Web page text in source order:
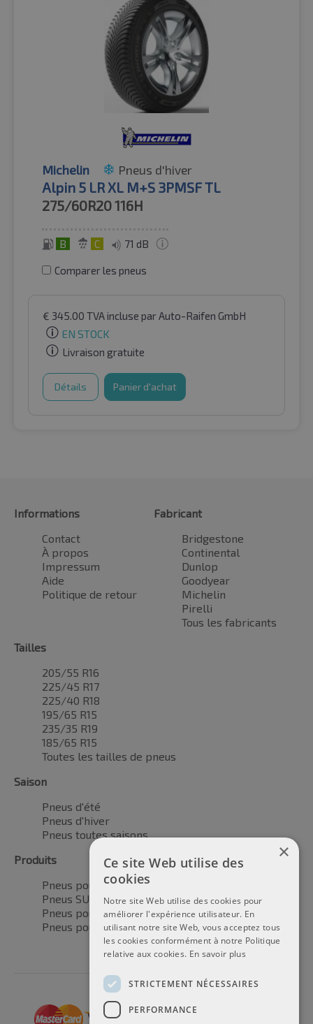
Michelin Pneus d'hiver
Alpin 5 LR XL M+S 3PMSF TL
275/60R20116H
B C 71 dB
Comparer les pneus
€ 345.00 TVA incluse par Auto-Raifen GmbH
EN STOCK
Livraison gratuite
Détails Panier d'achat
Informations
Contact
À propos
Impressum
Aide
Politique de retour
Fabricant
Bridgestone
Continental
Dunlop
Goodyear
Michelin
Pirelli
Tous les fabricants
Tailles
205/55 R16
225/45 R17
225/40 R18
195/65 R15
235/35 R19
185/65 R15
Toutes les tailles de pneus
Saison
Pneus d'été
Pneus d'hiver
Pneus toutes saisons
Produits
Pneus pour voitures
Pneus SUV / 4x4
Pneus pour camionnettes
Pneus pour motos
×
Ce site Web utilise des
cookies
Notre site Web utilise des cookies pour
améliorer l'expérience utilisateur. En
utilisant notre site Web, vous acceptez tous
les cookies conformément à notre Politique
relative aux cookies. En savoir plus
STRICTEMENT NÉCESSAIRES
PERFORMANCE